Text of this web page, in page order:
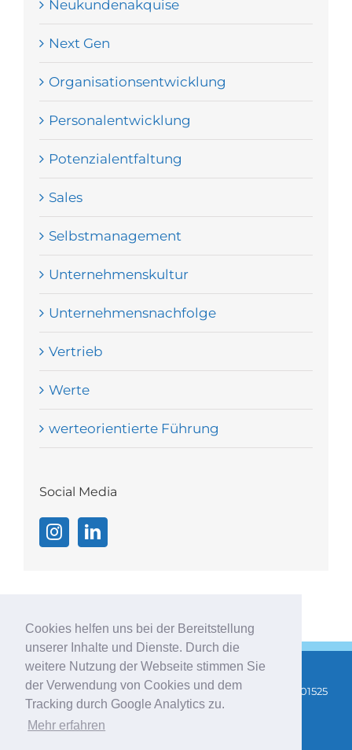
Cookies helfen uns bei der Bereitstellung
unserer Inhalte und Dienste. Durch die
weitere Nutzung der Webseite stimmen Sie
der Verwendung von Cookies und dem
Tracking durch Google Analytics zu.
Mehr erfahren
Neukundenakquise
Next Gen
Organisationsentwicklung
Personalentwicklung
Potenzialentfaltung
Sales
Selbstmanagement
Unternehmenskultur
Unternehmensnachfolge
Vertrieb
Werte
werteorientierte Führung
Social Media
Copyright 2025 |AGB| Impressum|Datenschutz
| Tel: 01525
3475400 |info@stefanie-indrejak.de